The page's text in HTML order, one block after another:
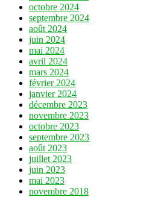
octobre 2024
septembre 2024
août 2024
juin 2024
mai 2024
avril 2024
mars 2024
février 2024
janvier 2024
décembre 2023
novembre 2023
octobre 2023
septembre 2023
août 2023
juillet 2023
juin 2023
mai 2023
novembre 2018